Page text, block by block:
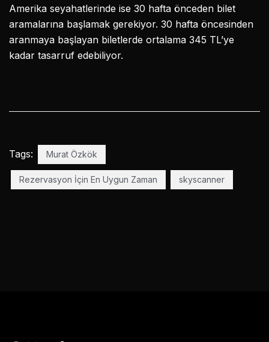
Amerika seyahatlerinde ise 30 hafta önceden bilet
aramalarına başlamak gerekiyor. 30 hafta öncesinden
aranmaya başlayan biletlerde ortalama 345 TL’ye
kadar tasarruf edebiliyor.
Tags: Murat Özkök
Rezervasyon İçin En Uygun Zaman skyscanner